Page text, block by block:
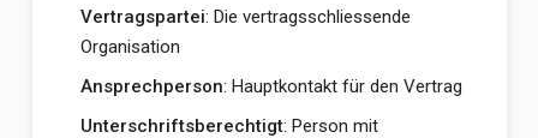
Vertragspartei: Die vertragsschliessende
Organisation
Ansprechperson: Hauptkontakt für den Vertrag
Unterschriftsberechtigt: Person mit